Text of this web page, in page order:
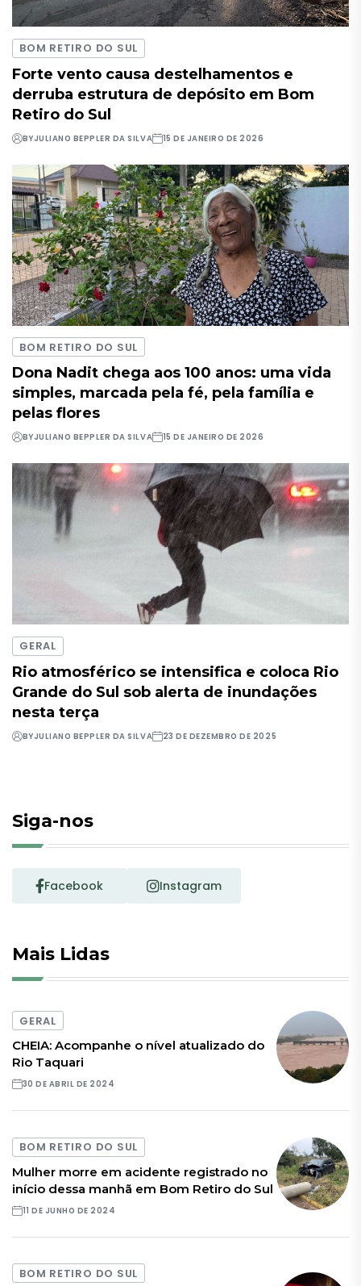
BOM RETIRO DO SUL
Forte vento causa destelhamentos e
derruba estrutura de depósito em Bom
Retiro do Sul
BYJULIANO BEPPLER DA SILVA 15 DE JANEIRO DE 2026
BOM RETIRO DO SUL
Dona Nadit chega aos 100 anos: uma vida
simples, marcada pela fé, pela família e
pelas flores
BYJULIANO BEPPLER DA SILVA 15 DE JANEIRO DE 2026
GERAL
Rio atmosférico se intensifica e coloca Rio
Grande do Sul sob alerta de inundações
nesta terça
BYJULIANO BEPPLER DA SILVA 23 DE DEZEMBRO DE 2025
Siga-nos
Facebook Instagram
Mais Lidas
GERAL
CHEIA: Acompanhe o nível atualizado do
Rio Taquari
30 DE ABRIL DE 2024
BOM RETIRO DO SUL
Mulher morre em acidente registrado no
início dessa manhã em Bom Retiro do Sul
11 DE JUNHO DE 2024
BOM RETIRO DO SUL